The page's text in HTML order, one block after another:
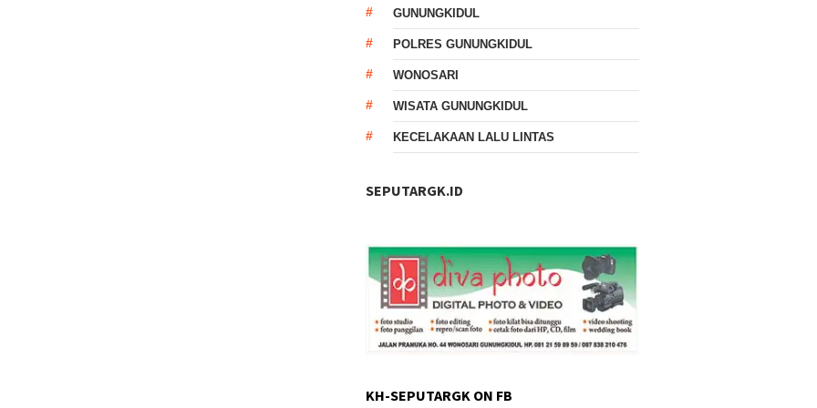
GUNUNGKIDUL
POLRES GUNUNGKIDUL
WONOSARI
WISATA GUNUNGKIDUL
KECELAKAAN LALU LINTAS
SEPUTARGK.ID
KH-SEPUTARGK ON FB